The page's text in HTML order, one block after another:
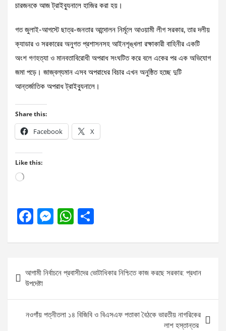
চারজনকে আজ ট্রাইব্যুনালে হাজির করা হয়।
গত জুলাই-আগস্টে ছাত্র-জনতার আন্দোলন নির্মূলে আওয়ামী লীগ সরকার, তার দলীয়
ক্যাডার ও সরকারের অনুগত প্রশাসনসহ আইনশৃঙ্খলা রক্ষাকারী বাহিনীর একটি
অংশ গণহত্যা ও মানবতাবিরোধী অপরাধ সংঘটিত করে বলে একের পর এক অভিযোগ
জমা পড়ে। জাজ্বল্যমান এসব অপরাধের বিচার এখন অনুষ্ঠিত হচ্ছে দুটি
আন্তর্জাতিক অপরাধ ট্রাইব্যুনালে।
Share this:
Facebook X
Like this:
Loading…
F
ce
b
o
o
k
M
se
g
er
W
at
s
A
p
p
ar
e
navigation
আগামী নির্বাচনে প্রবাসীদের ভোটাধিকার নিশ্চিতে কাজ করছে সরকার: প্রধান
উপদেষ্টা
নওগাঁয় পত্নীতলা ১৪ বিজিবি ও বিএসএফ পতাকা বৈঠকে ভারতীয় নাগরিকের
লাশ হস্তান্তর